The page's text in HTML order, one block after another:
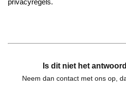
privacyregels.
Is dit niet het
Neem dan contact met ons op,